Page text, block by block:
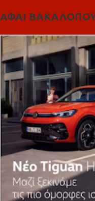
ΑΦΑΙ